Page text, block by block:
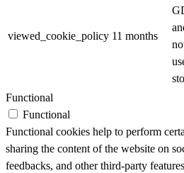
viewed_cookie_policy 11 months
Functional
Functional
Functional cookies help to perform
sharing the content of the website on
feedbacks, and other third-party